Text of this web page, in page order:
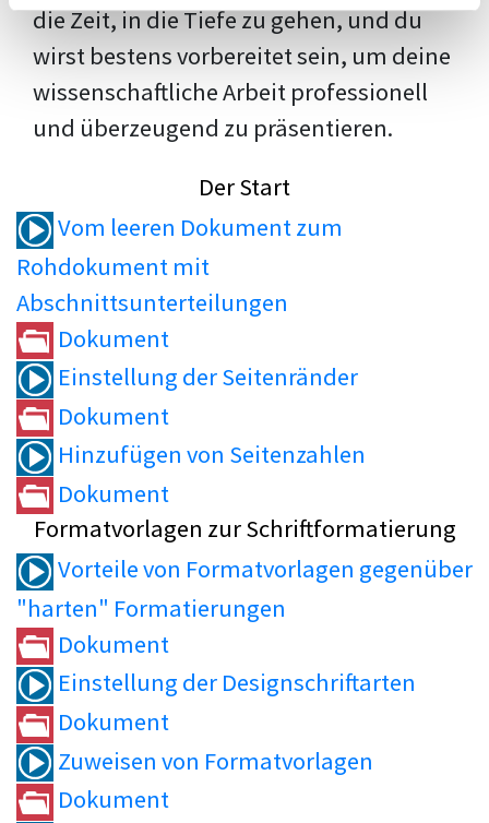
die Zeit, in die Tiefe zu gehen, und du
wirst bestens vorbereitet sein, um deine
wissenschaftliche Arbeit professionell
und überzeugend zu präsentieren.
Der Start
Vom leeren Dokument zum
Rohdokument mit
Abschnittsunterteilungen
Dokument
Einstellung der Seitenränder
Dokument
Hinzufügen von Seitenzahlen
Dokument
Formatvorlagen zur Schriftformatierung
Vorteile von Formatvorlagen gegenüber
"harten" Formatierungen
Dokument
Einstellung der Designschriftarten
Dokument
Zuweisen von Formatvorlagen
Dokument